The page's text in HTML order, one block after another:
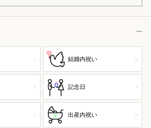
結婚内祝い
記念日
出産内祝い